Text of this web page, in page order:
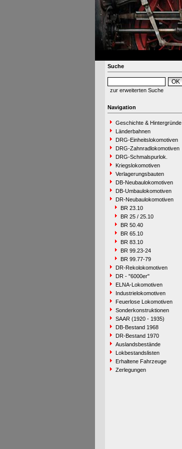
Suche
zur erweiterten Suche
Navigation
Geschichte & Hintergründe
Länderbahnen
DRG-Einheitslokomotiven
DRG-Zahnradlokomotiven
DRG-Schmalspurlok.
Kriegslokomotiven
Verlagerungsbauten
DB-Neubaulokomotiven
DB-Umbaulokomotiven
DR-Neubaulokomotiven
BR 23.10
BR 25 / 25.10
BR 50.40
BR 65.10
BR 83.10
BR 99.23-24
BR 99.77-79
DR-Rekolokomotiven
DR - "6000er"
ELNA-Lokomotiven
Industrielokomotiven
Feuerlose Lokomotiven
Sonderkonstruktionen
SAAR (1920 - 1935)
DB-Bestand 1968
DR-Bestand 1970
Auslandsbestände
Lokbestandslisten
Erhaltene Fahrzeuge
Zerlegungen